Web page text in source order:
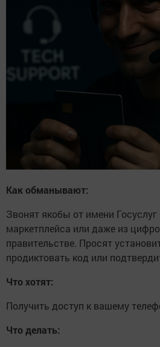
Как обманывают:
Звонят якобы от имени Госуслуг
маркетплейса или даже из
правительстве. Просят
продиктовать код или
Что хотят:
Получить доступ к вашему
Что делать: